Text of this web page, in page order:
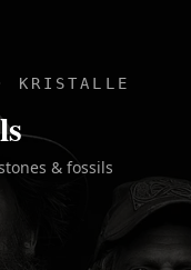
KRISTALLE
& fossils